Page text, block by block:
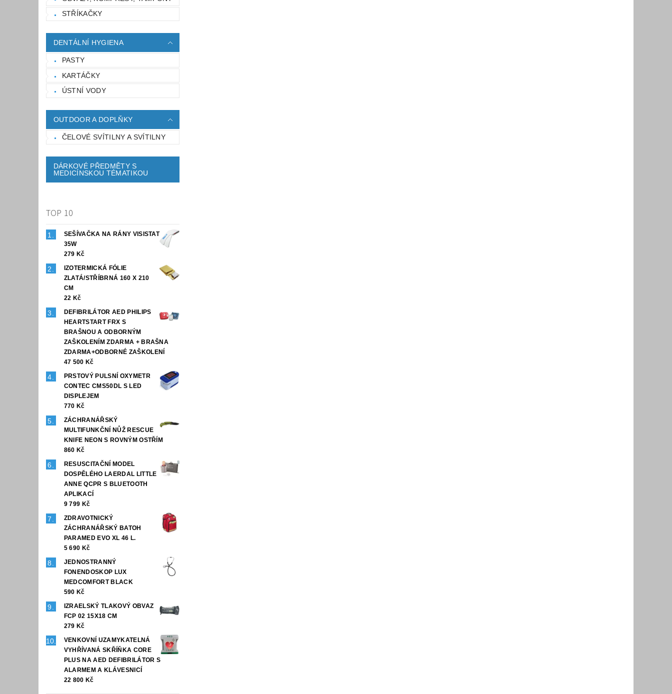
STŘÍKAČKY
DENTÁLNÍ HYGIENA
PASTY
KARTÁČKY
ÚSTNÍ VODY
OUTDOOR A DOPLŇKY
ČELOVÉ SVÍTILNY A SVÍTILNY
DÁRKOVÉ PŘEDMĚTY S
MEDICÍNSKOU TÉMATIKOU
TOP 10
SEŠÍVAČKA NA RÁNY VISISTAT
35W
279 Kč
IZOTERMICKÁ FÓLIE
ZLATÁ/STŘÍBRNÁ 160 X 210
CM
22 Kč
DEFIBRILÁTOR AED PHILIPS
HEARTSTART FRX S
BRAŠNOU A ODBORNÝM
ZAŠKOLENÍM ZDARMA + BRAŠNA
ZDARMA+ODBORNÉ ZAŠKOLENÍ
47 500 Kč
PRSTOVÝ PULSNÍ OXYMETR
CONTEC CMS50DL S LED
DISPLEJEM
770 Kč
ZÁCHRANÁŘSKÝ
MULTIFUNKČNÍ NŮŽ RESCUE
KNIFE NEON S ROVNÝM OSTŘÍM
860 Kč
RESUSCITAČNÍ MODEL
DOSPĚLÉHO LAERDAL LITTLE
ANNE QCPR S BLUETOOTH
APLIKACÍ
9 799 Kč
ZDRAVOTNICKÝ
ZÁCHRANÁŘSKÝ BATOH
PARAMED EVO XL 46 L.
5 690 Kč
JEDNOSTRANNÝ
FONENDOSKOP LUX
MEDCOMFORT BLACK
590 Kč
IZRAELSKÝ TLAKOVÝ OBVAZ
FCP 02 15X18 CM
279 Kč
VENKOVNÍ UZAMYKATELNÁ
VYHŘÍVANÁ SKŘÍŇKA CORE
PLUS NA AED DEFIBRILÁTOR S
ALARMEM A KLÁVESNICÍ
22 800 Kč